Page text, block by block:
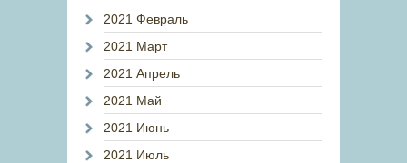
2021 Февраль
2021 Март
2021 Апрель
2021 Май
2021 Июнь
2021 Июль